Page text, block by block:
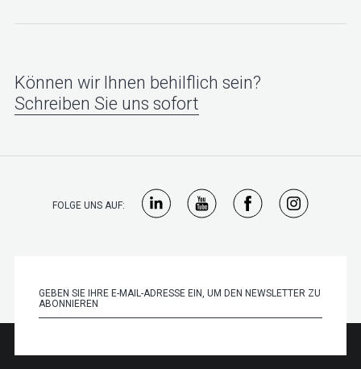
Können wir Ihnen behilflich sein?
Schreiben Sie uns sofort
FOLGE UNS AUF: